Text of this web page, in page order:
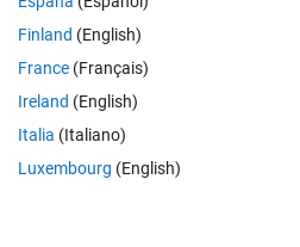
Finland (English)
France (Français)
Ireland (English)
Italia (Italiano)
Luxembourg (English)